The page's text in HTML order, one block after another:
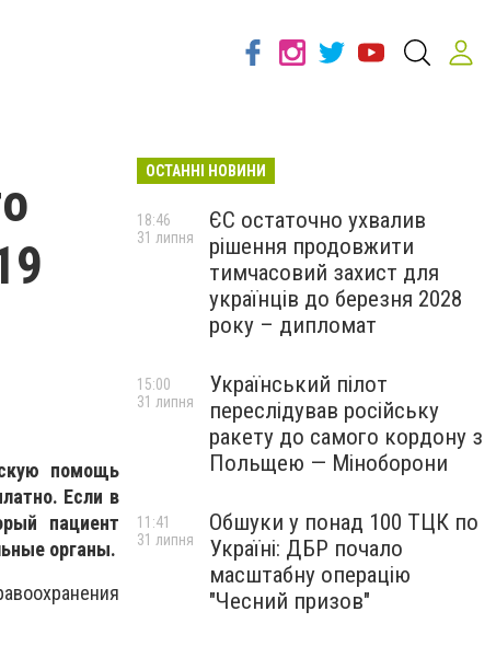
помощь
Если в
пациент
органы.
ОСТАННІ НОВИНИ
ЄС остаточно ухвалив
рішення продовжити
тимчасовий захист для
українців до березня 2028
року – дипломат
18:46
31 липня
Український пілот
переслідував російську
ракету до самого кордону з
Польщею — Міноборони
15:00
31 липня
Обшуки у понад 100 ТЦК по
Україні: ДБР почало
масштабну операцію
"Чесний призов"
11:41
31 липня